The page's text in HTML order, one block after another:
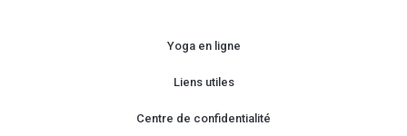
Yoga en ligne
Liens utiles
Centre de confidentialité